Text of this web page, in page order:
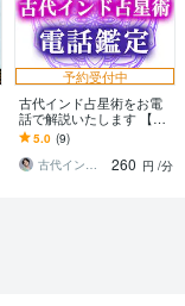
予約受付中
古代インド占星術をお電
話で解説いたします 【リ
ピーター様限定】鑑定結
果への質問や深掘りに答
えます
5.0 (9)
古代インド占星術師 emmy
260 円 /分